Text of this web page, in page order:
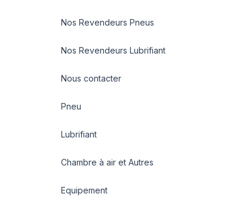
Nos Revendeurs Pneus
Nos Revendeurs Lubrifiant
Nous contacter
Pneu
Lubrifiant
Chambre à air et Autres
Equipement